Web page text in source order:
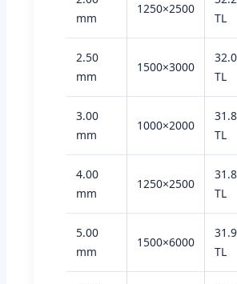
mm
1250×2500
TL
2.50
mm
1500×3000
TL
3.00
mm
1000×2000
TL
4.00
mm
1250×2500
TL
5.00
mm
1500×6000
TL